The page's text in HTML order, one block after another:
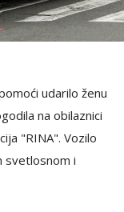
udarilo ženu
na obilaznici
"RINA". Vozilo
svetlosnom i